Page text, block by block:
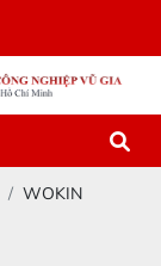
WOKIN